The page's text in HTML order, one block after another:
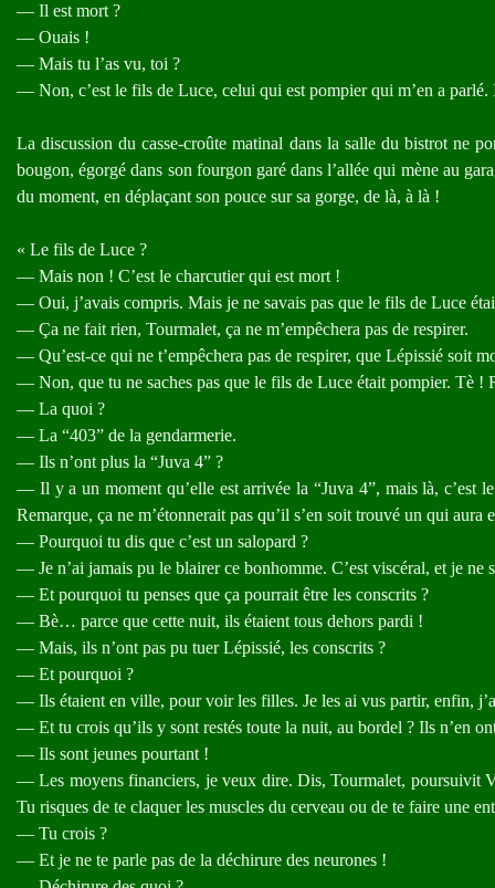
— Il est mort ?
— Ouais !
— Mais tu l’as vu, toi ?
— Non, c’est le fils de Luce, celui qui est pompier qui m’en a
La discussion du casse-croûte matinal dans la salle du bistrot ne
bougon, égorgé dans son fourgon garé dans l’allée qui mène au
du moment, en déplaçant son pouce sur sa gorge, de là, à là !
« Le fils de Luce ?
— Mais non ! C’est le charcutier qui est mort !
— Oui, j’avais compris. Mais je ne savais pas que le fils de Luce
— Ça ne fait rien, Tourmalet, ça ne m’empêchera pas de respirer.
— Qu’est-ce qui ne t’empêchera pas de respirer, que Lépissié soit
— Non, que tu ne saches pas que le fils de Luce était pompier. Tè !
— La quoi ?
— La “403” de la gendarmerie.
— Ils n’ont plus la “Juva 4” ?
— Il y a un moment qu’elle est arrivée la “Juva 4”, mais là, c’est
Remarque, ça ne m’étonnerait pas qu’il s’en soit trouvé un qui
— Pourquoi tu dis que c’est un salopard ?
— Je n’ai jamais pu le blairer ce bonhomme. C’est viscéral, et je ne
— Et pourquoi tu penses que ça pourrait être les conscrits ?
— Bè… parce que cette nuit, ils étaient tous dehors pardi !
— Mais, ils n’ont pas pu tuer Lépissié, les conscrits ?
— Et pourquoi ?
— Ils étaient en ville, pour voir les filles. Je les ai vus partir, enfin,
— Et tu crois qu’ils y sont restés toute la nuit, au bordel ? Ils n’en
— Ils sont jeunes pourtant !
— Les moyens financiers, je veux dire. Dis, Tourmalet, poursuivit
Tu risques de te claquer les muscles du cerveau ou de te faire une
— Tu crois ?
— Et je ne te parle pas de la déchirure des neurones !